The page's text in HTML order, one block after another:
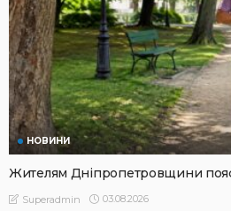
НОВИНИ
Жителям Дніпропетровщини
Superadmin 03.08.2026